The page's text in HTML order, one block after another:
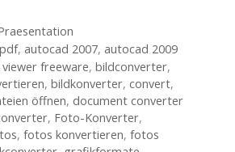
, autocad 2007, autocad 2009
freeware, bildconverter,
, bildkonverter, convert,
öffnen, document converter
, Foto-Konverter,
, fotos konvertieren, fotos